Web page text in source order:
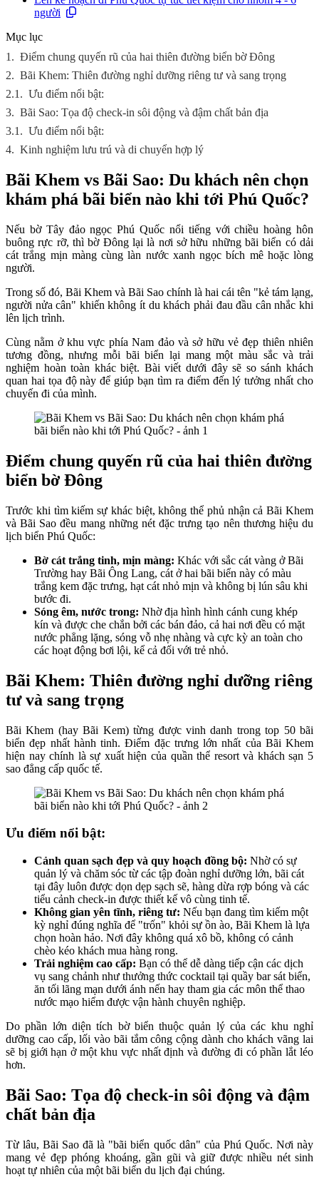
người
Mục lục
1. Điểm chung quyến rũ của hai thiên đường biển bờ Đông
2. Bãi Khem: Thiên đường nghỉ dưỡng riêng tư và sang trọng
2.1. Ưu điểm nổi bật:
3. Bãi Sao: Tọa độ check-in sôi động và đậm chất bản địa
3.1. Ưu điểm nổi bật:
4. Kinh nghiệm lưu trú và di chuyển hợp lý
Bãi Khem vs Bãi Sao: Du khách nên chọn
khám phá bãi biển nào khi tới Phú Quốc?
Nếu bờ Tây đảo ngọc Phú Quốc nổi tiếng với chiều hoàng hôn
buông rực rỡ, thì bờ Đông lại là nơi sở hữu những bãi biển có dải
cát trắng mịn màng cùng làn nước xanh ngọc bích mê hoặc lòng
người.
Trong số đó, Bãi Khem và Bãi Sao chính là hai cái tên "kẻ tám lạng,
người nửa cân" khiến không ít du khách phải đau đầu cân nhắc khi
lên lịch trình.
Cùng nằm ở khu vực phía Nam đảo và sở hữu vẻ đẹp thiên nhiên
tương đồng, nhưng mỗi bãi biển lại mang một màu sắc và trải
nghiệm hoàn toàn khác biệt. Bài viết dưới đây sẽ so sánh khách
quan hai tọa độ này để giúp bạn tìm ra điểm đến lý tưởng nhất cho
chuyến đi của mình.
Điểm chung quyến rũ của hai thiên đường
biển bờ Đông
Trước khi tìm kiếm sự khác biệt, không thể phủ nhận cả Bãi Khem
và Bãi Sao đều mang những nét đặc trưng tạo nên thương hiệu du
lịch biển Phú Quốc:
Bờ cát trắng tinh, mịn màng: Khác với sắc cát vàng ở Bãi
Trường hay Bãi Ông Lang, cát ở hai bãi biển này có màu
trắng kem đặc trưng, hạt cát nhỏ mịn và không bị lún sâu khi
bước đi.
Sóng êm, nước trong: Nhờ địa hình hình cánh cung khép
kín và được che chắn bởi các bán đảo, cả hai nơi đều có mặt
nước phẳng lặng, sóng vỗ nhẹ nhàng và cực kỳ an toàn cho
các hoạt động bơi lội, kể cả đối với trẻ nhỏ.
Bãi Khem: Thiên đường nghỉ dưỡng riêng
tư và sang trọng
Bãi Khem (hay Bãi Kem) từng được vinh danh trong top 50 bãi
biển đẹp nhất hành tinh. Điểm đặc trưng lớn nhất của Bãi Khem
hiện nay chính là sự xuất hiện của quần thể resort và khách sạn 5
sao đẳng cấp quốc tế.
Ưu điểm nổi bật:
Cảnh quan sạch đẹp và quy hoạch đồng bộ: Nhờ có sự
quản lý và chăm sóc từ các tập đoàn nghỉ dưỡng lớn, bãi cát
tại đây luôn được dọn dẹp sạch sẽ, hàng dừa rợp bóng và các
tiểu cảnh check-in được thiết kế vô cùng tinh tế.
Không gian yên tĩnh, riêng tư: Nếu bạn đang tìm kiếm một
kỳ nghỉ đúng nghĩa để "trốn" khỏi sự ồn ào, Bãi Khem là lựa
chọn hoàn hảo. Nơi đây không quá xô bồ, không có cảnh
chèo kéo khách mua hàng rong.
Trải nghiệm cao cấp: Bạn có thể dễ dàng tiếp cận các dịch
vụ sang chảnh như thưởng thức cocktail tại quầy bar sát biển,
ăn tối lãng mạn dưới ánh nến hay tham gia các môn thể thao
nước mạo hiểm được vận hành chuyên nghiệp.
Do phần lớn diện tích bờ biển thuộc quản lý của các khu nghỉ
dưỡng cao cấp, lối vào bãi tắm công cộng dành cho khách vãng lai
sẽ bị giới hạn ở một khu vực nhất định và đường đi có phần lắt léo
hơn.
Bãi Sao: Tọa độ check-in sôi động và đậm
chất bản địa
Từ lâu, Bãi Sao đã là "bãi biển quốc dân" của Phú Quốc. Nơi này
mang vẻ đẹp phóng khoáng, gần gũi và giữ được nhiều nét sinh
hoạt tự nhiên của một bãi biển du lịch đại chúng.